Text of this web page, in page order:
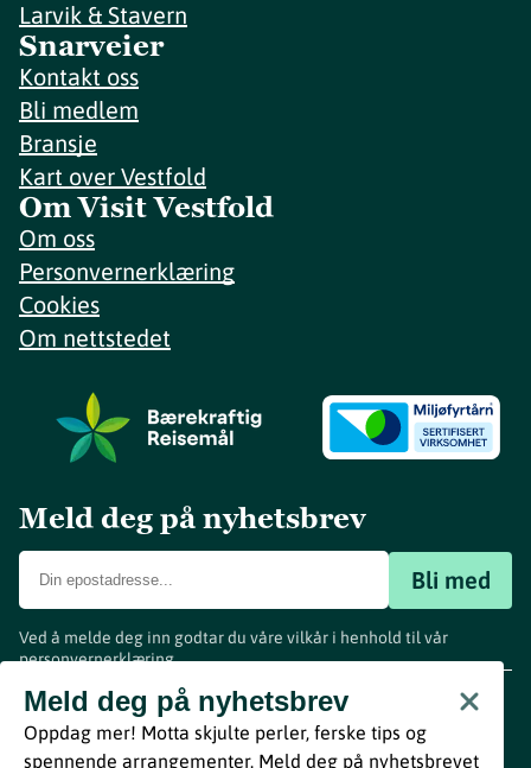
Larvik & Stavern
Snarveier
Kontakt oss
Bli medlem
Bransje
Kart over Vestfold
Om Visit Vestfold
Om oss
Personvernerklæring
Cookies
Om nettstedet
Meld deg på nyhetsbrev
Bli med
Ved å melde deg inn godtar du våre vilkår i henhold til vår
personvernerklæring.
Meld deg på nyhetsbrev
Oppdag mer! Motta skjulte perler, ferske tips og
spennende arrangementer. Meld deg på nyhetsbrevet
www.visitvestfold.com
Turistinformasjon
Vestfold Fylkeskommune